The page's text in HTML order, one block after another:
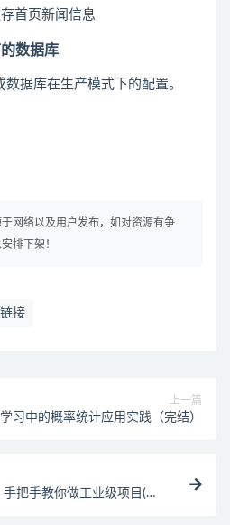
首页新闻信息
数据库
据库在生产模式下的配置。
网络以及用户发布，如对资源有争
排下架！
链接
上一篇
习中的概率统计应用实践（完结）
把手教你做工业级项目(完